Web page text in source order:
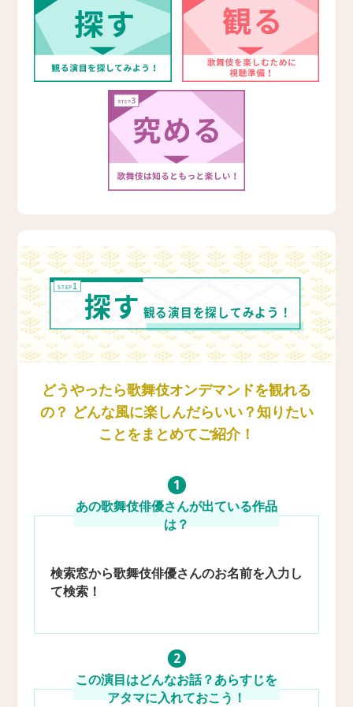
どうやったら歌舞伎オンデマンドを観れる
の？ どんな風に楽しんだらいい？知りたい
ことをまとめてご紹介！
1
あの歌舞伎俳優さんが出ている作品
は？
検索窓から歌舞伎俳優さんのお名前を入力し
て検索！
2
この演目はどんなお話？あらすじを
アタマに入れておこう！